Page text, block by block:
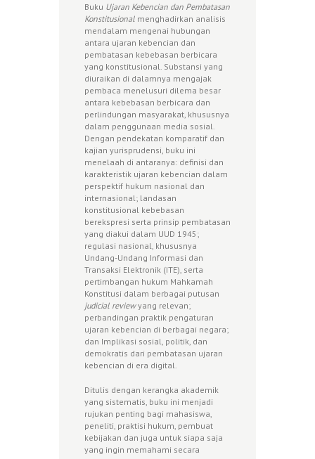
Buku Ujaran Kebencian dan Pembatasan
Konstitusional menghadirkan analisis
mendalam mengenai hubungan
antara ujaran kebencian dan
pembatasan kebebasan berbicara
yang konstitusional. Substansi yang
diuraikan di dalamnya mengajak
pembaca menelusuri dilema besar
antara kebebasan berbicara dan
perlindungan masyarakat, khususnya
dalam penggunaan media sosial.
Dengan pendekatan komparatif dan
kajian yurisprudensi, buku ini
menelaah di antaranya: definisi dan
karakteristik ujaran kebencian dalam
perspektif hukum nasional dan
internasional; landasan
konstitusional kebebasan
berekspresi serta prinsip pembatasan
yang diakui dalam UUD 1945;
regulasi nasional, khususnya
Undang-Undang Informasi dan
Transaksi Elektronik (ITE), serta
pertimbangan hukum Mahkamah
Konstitusi dalam berbagai putusan
judicial reviewyang relevan;
perbandingan praktik pengaturan
ujaran kebencian di berbagai negara;
dan Implikasi sosial, politik, dan
demokratis dari pembatasan ujaran
kebencian di era digital.
Ditulis dengan kerangka akademik
yang sistematis, buku ini menjadi
rujukan penting bagi mahasiswa,
peneliti, praktisi hukum, pembuat
kebijakan dan juga untuk siapa saja
yang ingin memahami secara